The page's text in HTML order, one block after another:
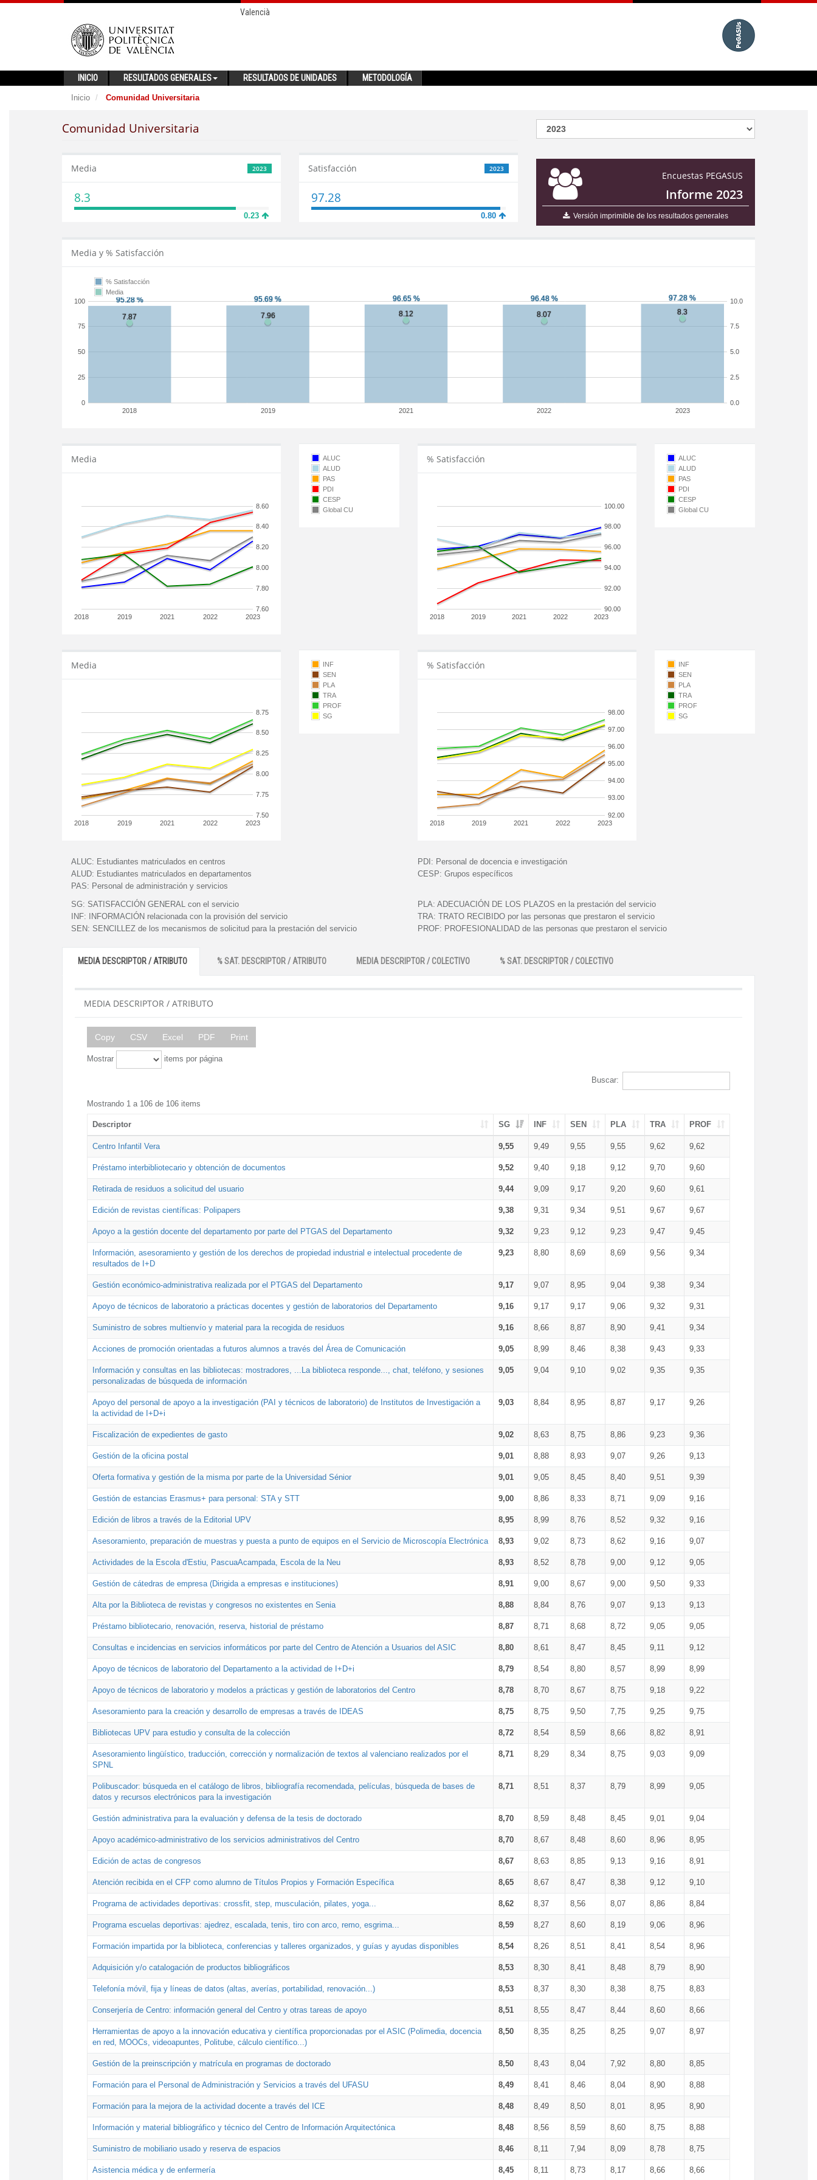
Valencià
INICIO RESULTADOS GENERALES RESULTADOS DE UNIDADES METODOLOGÍA
Inicio Comunidad Universitaria
Comunidad Universitaria
Encuestas PEGASUS
Informe 2023
Versión imprimible de los resultados generales
2023
Media
8.3
0.23
2023
Satisfacción
97.28
0.80
Media y % Satisfacción
2018 2019 2021 2022 2023
0
25
50
75
100
0.0
2.5
5.0
7.5
10.0
% Satisfacción
Media
Media
2018 2019 2021 2022 2023
7.60
7.80
8.00
8.20
8.40
8.60
ALUC
ALUD
PAS
PDI
CESP
Global CU
% Satisfacción
2018 2019 2021 2022 2023
90.00
92.00
94.00
96.00
98.00
100.00
ALUC
ALUD
PAS
PDI
CESP
Global CU
Media
2018 2019 2021 2022 2023
7.50
7.75
8.00
8.25
8.50
8.75
INF
SEN
PLA
TRA
PROF
SG
% Satisfacción
2018 2019 2021 2022 2023
92.00
93.00
94.00
95.00
96.00
97.00
98.00
INF
SEN
PLA
TRA
PROF
SG
ALUC: Estudiantes matriculados en centros
ALUD: Estudiantes matriculados en departamentos
PAS: Personal de administración y servicios
PDI: Personal de docencia e investigación
CESP: Grupos específicos
SG: SATISFACCIÓN GENERAL con el servicio
INF:
INFORMACIÓN relacionada con la provisión del servicio
SEN: SENCILLEZ de los mecanismos de solicitud para la prestación del servicio
PLA: ADECUACIÓN DE LOS PLAZOS en la prestación del servicio
TRA: TRATO RECIBIDO por las personas que prestaron el servicio
PROF: PROFESIONALIDAD de las personas que prestaron el servicio
MEDIA DESCRIPTOR / ATRIBUTO % SAT. DESCRIPTOR / ATRIBUTO MEDIA DESCRIPTOR / COLECTIVO % SAT. DESCRIPTOR / COLECTIVO
MEDIA DESCRIPTOR / ATRIBUTO
Copy CSV Excel PDF Print
Mostrar items por página
Buscar:
Mostrando 1 a 106 de 106 items
Descriptor SG INF SEN PLA TRA PROF
Centro Infantil Vera 9,55 9,49 9,55 9,55 9,62 9,62
Préstamo interbibliotecario y obtención de documentos 9,52 9,40 9,18 9,12 9,70 9,60
Retirada de residuos a solicitud del usuario 9,44 9,09 9,17 9,20 9,60 9,61
Edición de revistas científicas: Polipapers 9,38 9,31 9,34 9,51 9,67 9,67
Apoyo a la gestión docente del departamento por parte del PTGAS del Departamento 9,32 9,23 9,12 9,23 9,47 9,45
Información, asesoramiento y gestión de los derechos de propiedad industrial e intelectual procedente de
resultados de I+D
9,23 8,80 8,69 8,69 9,56 9,34
Gestión económico-administrativa realizada por el PTGAS del Departamento 9,17 9,07 8,95 9,04 9,38 9,34
Apoyo de técnicos de laboratorio a prácticas docentes y gestión de laboratorios del Departamento 9,16 9,17 9,17 9,06 9,32 9,31
Suministro de sobres multienvío y material para la recogida de residuos 9,16 8,66 8,87 8,90 9,41 9,34
Acciones de promoción orientadas a futuros alumnos a través del Área de Comunicación 9,05 8,99 8,46 8,38 9,43 9,33
Información y consultas en las bibliotecas: mostradores, ...La biblioteca responde..., chat, teléfono, y sesiones
personalizadas de búsqueda de información
9,05 9,04 9,10 9,02 9,35 9,35
Apoyo del personal de apoyo a la investigación (PAI y técnicos de laboratorio) de Institutos de Investigación a
la actividad de I+D+i
9,03 8,84 8,95 8,87 9,17 9,26
Fiscalización de expedientes de gasto 9,02 8,63 8,75 8,86 9,23 9,36
Gestión de la oficina postal 9,01 8,88 8,93 9,07 9,26 9,13
Oferta formativa y gestión de la misma por parte de la Universidad Sénior 9,01 9,05 8,45 8,40 9,51 9,39
Gestión de estancias Erasmus+ para personal: STA y STT 9,00 8,86 8,33 8,71 9,09 9,16
Edición de libros a través de la Editorial UPV 8,95 8,99 8,76 8,52 9,32 9,16
Asesoramiento, preparación de muestras y puesta a punto de equipos en el Servicio de Microscopía Electrónica 8,93 9,02 8,73 8,62 9,16 9,07
Actividades de la Escola d'Estiu, PascuaAcampada, Escola de la Neu 8,93 8,52 8,78 9,00 9,12 9,05
Gestión de cátedras de empresa (Dirigida a empresas e instituciones) 8,91 9,00 8,67 9,00 9,50 9,33
Alta por la Biblioteca de revistas y congresos no existentes en Senia 8,88 8,84 8,76 9,07 9,13 9,13
Préstamo bibliotecario, renovación, reserva, historial de préstamo 8,87 8,71 8,68 8,72 9,05 9,05
Consultas e incidencias en servicios informáticos por parte del Centro de Atención a Usuarios del ASIC 8,80 8,61 8,47 8,45 9,11 9,12
Apoyo de técnicos de laboratorio del Departamento a la actividad de I+D+i 8,79 8,54 8,80 8,57 8,99 8,99
Apoyo de técnicos de laboratorio y modelos a prácticas y gestión de laboratorios del Centro 8,78 8,70 8,67 8,75 9,18 9,22
Asesoramiento para la creación y desarrollo de empresas a través de IDEAS 8,75 8,75 9,50 7,75 9,25 9,75
Bibliotecas UPV para estudio y consulta de la colección 8,72 8,54 8,59 8,66 8,82 8,91
Asesoramiento lingüístico, traducción, corrección y normalización de textos al valenciano realizados por el
SPNL
8,71 8,29 8,34 8,75 9,03 9,09
Polibuscador: búsqueda en el catálogo de libros, bibliografía recomendada, películas, búsqueda de bases de
datos y recursos electrónicos para la investigación
8,71 8,51 8,37 8,79 8,99 9,05
Gestión administrativa para la evaluación y defensa de la tesis de doctorado 8,70 8,59 8,48 8,45 9,01 9,04
Apoyo académico-administrativo de los servicios administrativos del Centro 8,70 8,67 8,48 8,60 8,96 8,95
Edición de actas de congresos 8,67 8,63 8,85 9,13 9,16 8,91
Atención recibida en el CFP como alumno de Títulos Propios y Formación Específica 8,65 8,67 8,47 8,38 9,12 9,10
Programa de actividades deportivas: crossfit, step, musculación, pilates, yoga... 8,62 8,37 8,56 8,07 8,86 8,84
Programa escuelas deportivas: ajedrez, escalada, tenis, tiro con arco, remo, esgrima... 8,59 8,27 8,60 8,19 9,06 8,96
Formación impartida por la biblioteca, conferencias y talleres organizados, y guías y ayudas disponibles 8,54 8,26 8,51 8,41 8,54 8,96
Adquisición y/o catalogación de productos bibliográficos 8,53 8,30 8,41 8,48 8,79 8,90
Telefonía móvil, fija y líneas de datos (altas, averías, portabilidad, renovación...) 8,53 8,37 8,30 8,38 8,75 8,83
Conserjería de Centro: información general del Centro y otras tareas de apoyo 8,51 8,55 8,47 8,44 8,60 8,66
Herramientas de apoyo a la innovación educativa y científica proporcionadas por el ASIC (Polimedia, docencia
en red, MOOCs, videoapuntes, Politube, cálculo científico...)
8,50 8,35 8,25 8,25 9,07 8,97
Gestión de la preinscripción y matrícula en programas de doctorado 8,50 8,43 8,04 7,92 8,80 8,85
Formación para el Personal de Administración y Servicios a través del UFASU 8,49 8,41 8,46 8,04 8,90 8,88
Formación para la mejora de la actividad docente a través del ICE 8,48 8,49 8,50 8,01 8,95 8,90
Información y material bibliográfico y técnico del Centro de Información Arquitectónica 8,48 8,56 8,59 8,60 8,75 8,88
Suministro de mobiliario usado y reserva de espacios 8,46 8,11 7,94 8,09 8,78 8,75
Asistencia médica y de enfermería 8,45 8,11 8,73 8,17 8,66 8,66